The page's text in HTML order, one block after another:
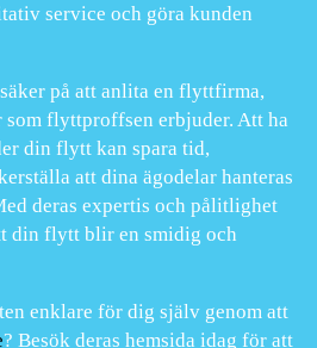
service och göra kunden
på att anlita en flyttfirma,
som flyttproffsen erbjuder. Att ha
din flytt kan spara tid,
att dina ägodelar hanteras
deras expertis och pålitlighet
din flytt blir en smidig och
enklare för dig själv genom att
? Besök deras hemsida idag för att